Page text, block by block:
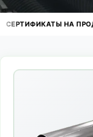
НА ПРОДУКЦИЮ